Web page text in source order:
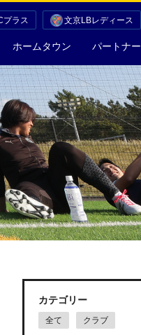
ホームタウン パートナー
プラス 文京LBレディース
カテゴリー
全て クラブ